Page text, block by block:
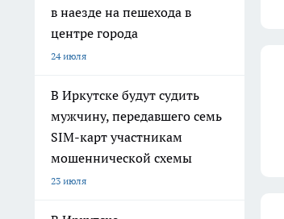
в наезде на пешехода в
центре города
24 июля
В Иркутске будут судить
мужчину, передавшего семь
SIM-карт участникам
мошеннической схемы
23 июля